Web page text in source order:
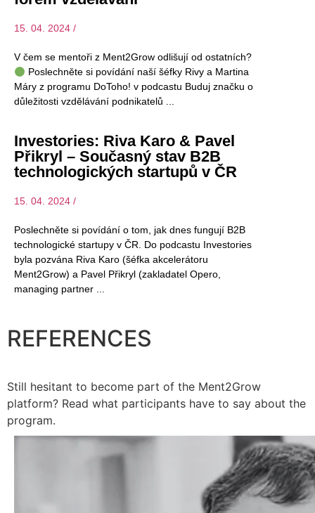
15. 04. 2024 /
V čem se mentoři z Ment2Grow odlišují od ostatních?
Poslechněte si povídání naší šéfky Rivy a Martina
Máry z programu DoToho! v podcastu Buduj značku o
důležitosti vzdělávání podnikatelů
Investories: Riva Karo & Pavel
Přikryl – Současný stav B2B
technologických startupů v ČR
15. 04. 2024 /
Poslechněte si povídání o tom, jak dnes fungují B2B
technologické startupy v ČR. Do podcastu Investories
byla pozvána Riva Karo (šéfka akcelerátoru
Ment2Grow) a Pavel Přikryl (zakladatel Opero,
managing partner
REFERENCES
Still hesitant to become part of the Ment2Grow
platform? Read what participants have to say about the
program.